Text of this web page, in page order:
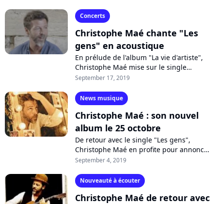
Concerts
Christophe Maé chante "Les
gens" en acoustique
En prélude de l'album "La vie d'artiste",
Christophe Maé mise sur le single
humaniste "Les gens" dont il dévoile une
September 17, 2019
News musique
Christophe Maé : son nouvel
album le 25 octobre
De retour avec le single "Les gens",
Christophe Maé en profite pour annoncer
la sortie de son nouvel album "La vie
September 4, 2019
Nouveauté à écouter
Christophe Maé de retour avec